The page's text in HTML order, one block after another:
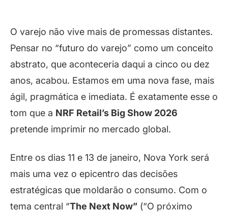
O varejo não vive mais de promessas distantes.
Pensar no “futuro do varejo” como um conceito
abstrato, que aconteceria daqui a cinco ou dez
anos, acabou. Estamos em uma nova fase, mais
ágil, pragmática e imediata. É exatamente esse o
tom que a NRF Retail’s Big Show 2026
pretende imprimir no mercado global.
Entre os dias 11 e 13 de janeiro, Nova York será
mais uma vez o epicentro das decisões
estratégicas que moldarão o consumo. Com o
tema central “The Next Now” (“O próximo